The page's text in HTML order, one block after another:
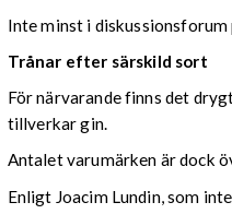
Inte minst i diskussionsforum
Trånar efter särskild sort
För närvarande finns det
tillverkar gin.
Antalet varumärken är dock
Enligt Joacim Lundin, som